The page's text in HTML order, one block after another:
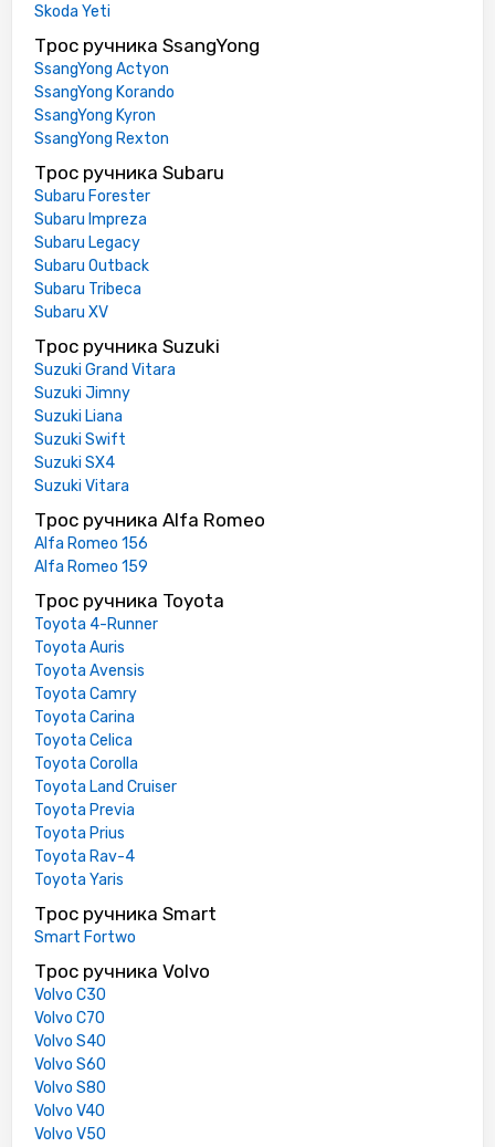
Skoda Yeti
Трос ручника SsangYong
SsangYong Actyon
SsangYong Korando
SsangYong Kyron
SsangYong Rexton
Трос ручника Subaru
Subaru Forester
Subaru Impreza
Subaru Legacy
Subaru Outback
Subaru Tribeca
Subaru XV
Трос ручника Suzuki
Suzuki Grand Vitara
Suzuki Jimny
Suzuki Liana
Suzuki Swift
Suzuki SX4
Suzuki Vitara
Трос ручника Alfa Romeo
Alfa Romeo 156
Alfa Romeo 159
Трос ручника Toyota
Toyota 4-Runner
Toyota Auris
Toyota Avensis
Toyota Camry
Toyota Carina
Toyota Celica
Toyota Corolla
Toyota Land Cruiser
Toyota Previa
Toyota Prius
Toyota Rav-4
Toyota Yaris
Трос ручника Smart
Smart Fortwo
Трос ручника Volvo
Volvo C30
Volvo C70
Volvo S40
Volvo S60
Volvo S80
Volvo V40
Volvo V50